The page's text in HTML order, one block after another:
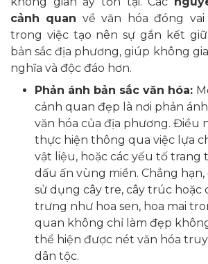
cảnh quan về văn hóa đóng
trong việc tạo nên sự gắn kết
bản sắc địa phương, giúp không
nghĩa và độc đáo hơn.
Phản ánh bản sắc văn hóa:
cảnh quan đẹp là nơi phản
văn hóa của địa phương. Điều
thực hiện thông qua việc lựa
vật liệu, hoặc các yếu tố trang
dấu ấn vùng miền. Chẳng hạn,
sử dụng cây tre, cây trúc hoặc
trưng như hoa sen, hoa mai
quan không chỉ làm đẹp
thể hiện được nét văn hóa
dân tộc.